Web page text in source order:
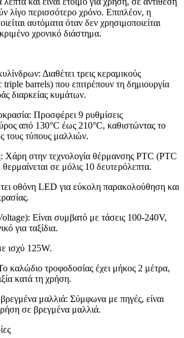
λίγο περισσότερο χρόνο. Επιπλέον, η
αυτόματα όταν δεν χρησιμοποιείται
χρονικό διάστημα.
Διαθέτει τρεις κεραμικούς
triple barrels) που επιτρέπουν τη δημιουργία
διαρκείας κυμάτων.
Προσφέρει 9 ρυθμίσεις
από 130°C έως 210°C, καθιστώντας το
τους τύπους μαλλιών.
Χάρη στην τεχνολογία θέρμανσης PTC (PTC
σε μόλις 10 δευτερόλεπτα.
οθόνη LED για εύκολη παρακολούθηση και
Είναι συμβατό με τάσεις 100-240V,
για ταξίδια.
ισχύ 125W.
καλώδιο τροφοδοσίας έχει μήκος 2 μέτρα,
κατά τη χρήση.
μαλλιά: Σύμφωνα με πηγές, είναι
σε βρεγμένα μαλλιά.